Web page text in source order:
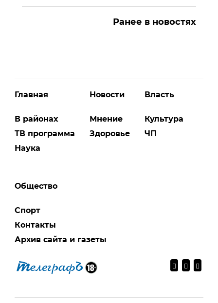
Ранее в новостях
Главная
В районах
ТВ программа
Наука
Новости
Мнение
Здоровье
Власть
Культура
ЧП
Общество
Спорт
Контакты
Архив сайта и газеты